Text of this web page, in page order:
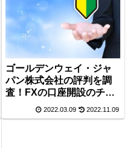
ゴールデンウェイ・ジャ
パン株式会社の評判を調
査！FXの口座開設のチェ
ックポイント！
2022.03.09 2022.11.09